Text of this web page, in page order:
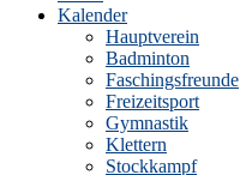
Kalender
Hauptverein
Badminton
Faschingsfreunde
Freizeitsport
Gymnastik
Klettern
Stockkampf